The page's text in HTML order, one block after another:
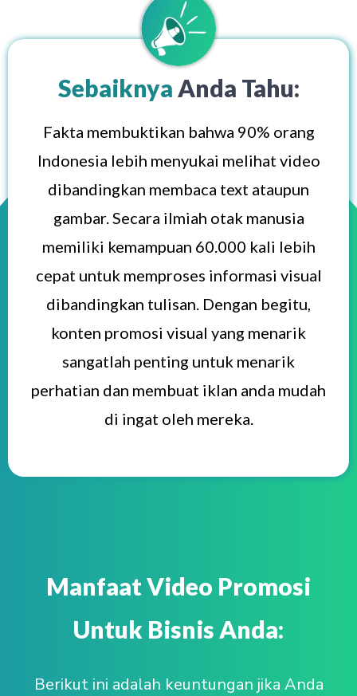
Sebaiknya Anda Tahu:
Fakta membuktikan bahwa 90% orang
Indonesia lebih menyukai melihat video
dibandingkan membaca text ataupun
gambar. Secara ilmiah otak manusia
memiliki kemampuan 60.000 kali lebih
cepat untuk memproses informasi visual
dibandingkan tulisan. Dengan begitu,
konten promosi visual yang menarik
sangatlah penting untuk menarik
perhatian dan membuat iklan anda mudah
di ingat oleh mereka.
Manfaat Video Promosi
Untuk Bisnis Anda:
Berikut ini adalah keuntungan jika Anda